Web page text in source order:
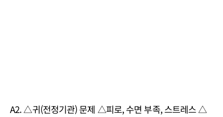
A2. △귀(전정기관) 문제 △피로, 수면 부족, 스트레스 △